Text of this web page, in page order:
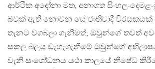
ආර්ථික අඳෝනා මත, අනාගත සිංහල-
බවක් ඇති නොවන සේ ජාතිවාදී
තැනට වගබලා ගැනීමත්, ඔවුන්ගේ තවත්
සකල බලය ඩැහැගැනීමේ ඔවුන්ගේ
වැනි සංශෝධනය යථා කාලයේ නිෂේධ